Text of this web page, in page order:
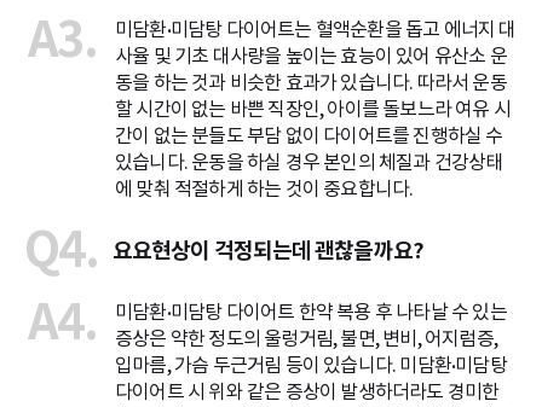
A3.
미담환•미담탕 다이어트는 혈액순환을 돕고 에너지 대
사율 및 기초 대사량을 높이는 효능이 있어 유산소 운
동을 하는 것과 비슷한 효과가 있습니다. 따라서 운동
할 시간이 없는 바쁜 직장인, 아이를 돌보느라 여유 시
간이 없는 분들도 부담 없이 다이어트를 진행하실 수
있습니다. 운동을 하실 경우 본인의 체질과 건강상태
에 맞춰 적절하게 하는 것이 중요합니다.
Q4. 요요현상이 걱정되는데 괜찮을까요?
A4.
미담환•미담탕 다이어트 한약 복용 후 나타날 수 있는
증상은 약한 정도의 울렁거림, 불면, 변비, 어지럼증,
입마름, 가슴 두근거림 등이 있습니다. 미담환•미담탕
다이어트 시 위와 같은 증상이 발생하더라도 경미한